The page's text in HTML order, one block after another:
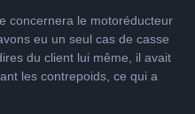
concernera le motoréducteur
eu un seul cas de casse
du client lui même, il avait
les contrepoids, ce qui a